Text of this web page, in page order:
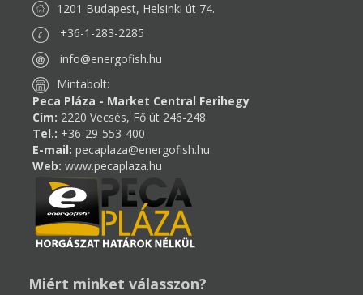
1201 Budapest, Helsinki út 74.
+36-1-283-2285
info@energofish.hu
Mintabolt:
Peca Pláza - Market Central Ferihegy
Cím: 2220 Vecsés, Fő út 246-248.
Tel.: +36-29-553-400
E-mail: pecaplaza@energofish.hu
Web: www.pecaplaza.hu
Miért minket válasszon?